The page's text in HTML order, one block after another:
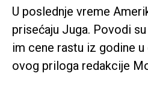
U poslednje vreme
prisećaju Juga. Povodi
im cene rastu iz godine
ovog priloga redakcije